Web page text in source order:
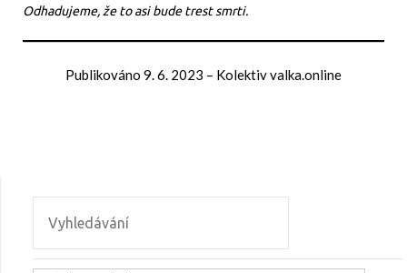
Odhadujeme, že to asi bude trest smrti.
Publikováno 9. 6. 2023 – Kolektiv valka.online